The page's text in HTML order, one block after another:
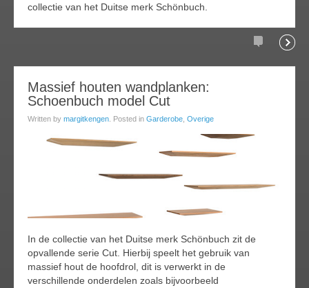
collectie van het Duitse merk Schönbuch.
Comments
Massief houten wandplanken:
Schoenbuch model Cut
Written by margitkengen. Posted in Garderobe, Overige
In de collectie van het Duitse merk Schönbuch zit de
opvallende serie Cut. Hierbij speelt het gebruik van
massief hout de hoofdrol, dit is verwerkt in de
verschillende onderdelen zoals bijvoorbeeld